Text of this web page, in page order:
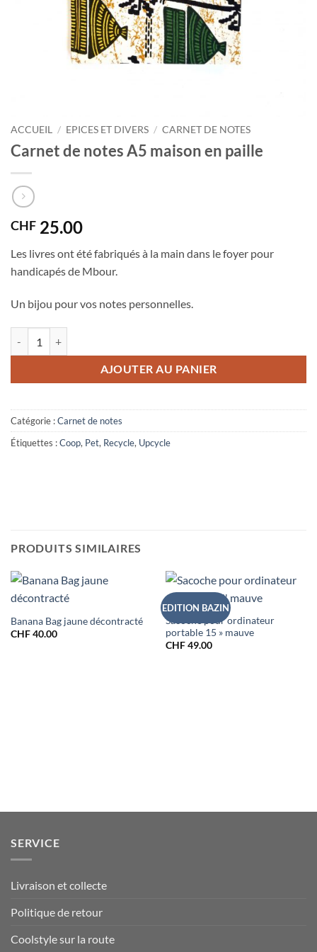
ACCUEIL / EPICES ET DIVERS / CARNET DE NOTES
Carnet de notes A5 maison en paille
CHF 25.00
Les livres ont été fabriqués à la main dans le foyer pour
handicapés de Mbour.
Un bijou pour vos notes personnelles.
AJOUTER AU PANIER
Catégorie :Carnet de notes
Étiquettes :Coop, Pet, Recycle, Upcycle
PRODUITS SIMILAIRES
Banana Bag jaune décontracté
CHF40.00
EDITION BAZIN
Sacoche pour ordinateur
portable 15 » mauve
CHF49.00
SERVICE
Livraison et collecte
Politique de retour
Coolstyle sur la route